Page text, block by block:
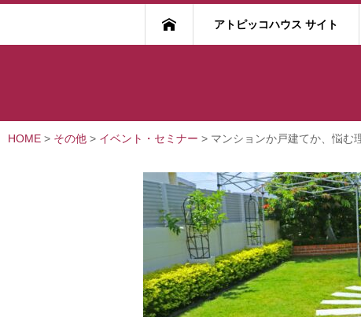
アトピッコハウス サイト
HOME > その他 > イベント・セミナー > マンションか戸建てか、悩む